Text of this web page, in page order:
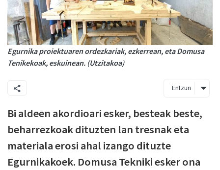
Egurnika proiektuaren ordezkariak, ezkerrean, eta Domusa
Tenikekoak, eskuinean. (Utzitakoa)
Entzun
Bi aldeen akordioari esker, besteak beste,
beharrezkoak dituzten lan tresnak eta
materiala erosi ahal izango dituzte
Egurnikakoek. Domusa Tekniki esker ona